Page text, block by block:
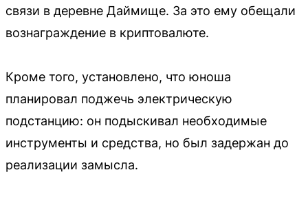
связи в деревне Даймище. За это ему обещали
вознаграждение в криптовалюте.
Кроме того, установлено, что юноша
планировал поджечь электрическую
подстанцию: он подыскивал необходимые
инструменты и средства, но был задержан до
реализации замысла.